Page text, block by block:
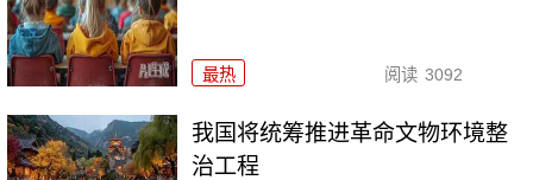
最热 阅读 3092
我国将统筹推进革命文物环境整
治工程